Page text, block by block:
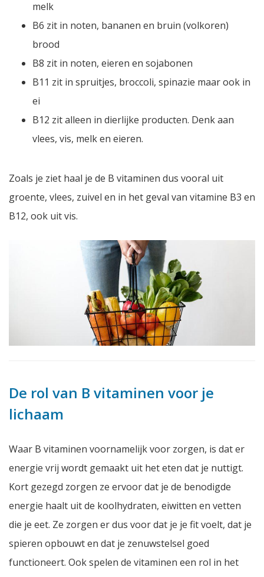
melk
B6 zit in noten, bananen en bruin (volkoren)
brood
B8 zit in noten, eieren en sojabonen
B11 zit in spruitjes, broccoli, spinazie maar ook in
ei
B12 zit alleen in dierlijke producten. Denk aan
vlees, vis, melk en eieren.
Zoals je ziet haal je de B vitaminen dus vooral uit
groente, vlees, zuivel en in het geval van vitamine B3 en
B12, ook uit vis.
De rol van B vitaminen voor je
lichaam
Waar B vitaminen voornamelijk voor zorgen, is dat er
energie vrij wordt gemaakt uit het eten dat je nuttigt.
Kort gezegd zorgen ze ervoor dat je de benodigde
energie haalt uit de koolhydraten, eiwitten en vetten
die je eet. Ze zorgen er dus voor dat je je fit voelt, dat je
spieren opbouwt en dat je zenuwstelsel goed
functioneert. Ook spelen de vitaminen een rol in het